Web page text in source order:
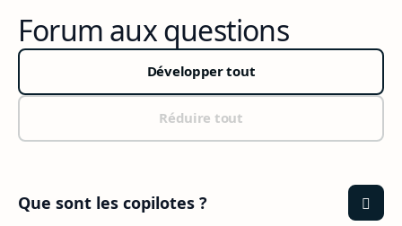
Forum aux questions
Développer tout
Réduire tout
Que sont les copilotes ?